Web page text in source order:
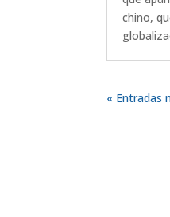
chino,
« Entradas